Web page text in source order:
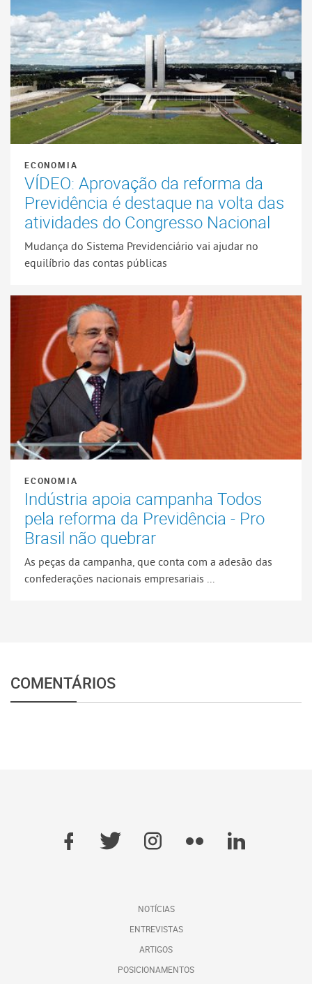
ECONOMIA
VÍDEO: Aprovação da reforma da
Previdência é destaque na volta das
atividades do Congresso Nacional
Mudança do Sistema Previdenciário vai ajudar no
equilíbrio das contas públicas
ECONOMIA
Indústria apoia campanha Todos
pela reforma da Previdência - Pro
Brasil não quebrar
As peças da campanha, que conta com a adesão das
confederações nacionais empresariais ...
COMENTÁRIOS
NOTÍCIAS
ENTREVISTAS
ARTIGOS
POSICIONAMENTOS